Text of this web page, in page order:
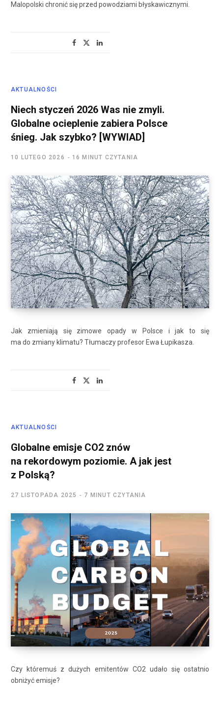
Malopolski chronić się przed powodziami błyskawicznymi.
AKTUALNOŚCI
Niech styczeń 2026 Was nie zmyli.
Globalne ocieplenie zabiera Polsce
śnieg. Jak szybko? [WYWIAD]
10 LUTEGO 2026 16 MINUT CZYTANIA
Jak zmieniają się zimowe opady w Polsce i jak to się
ma do zmiany klimatu? Tłumaczy profesor Ewa Łupikasza.
AKTUALNOŚCI
Globalne emisje CO2 znów
na rekordowym poziomie. A jak jest
z Polską?
27 LISTOPADA 2025 7 MINUT CZYTANIA
Czy któremuś z dużych emitentów CO2 udało się ostatnio
obniżyć emisje?